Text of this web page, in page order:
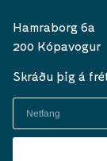
Hamraborg 6a
200 Kópavogur
Skráðu þig á